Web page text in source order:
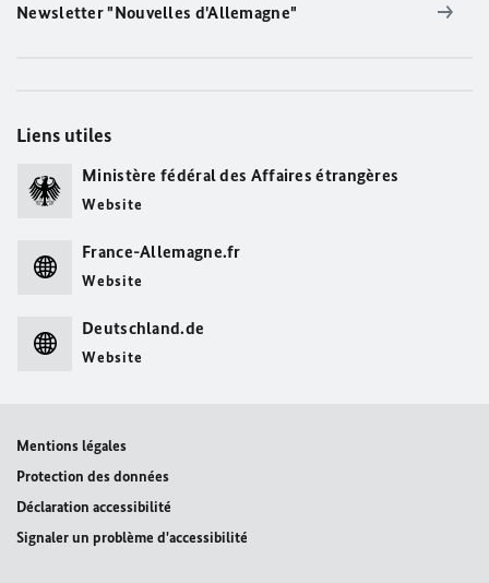
Newsletter "Nouvelles d'Allemagne"
Liens utiles
Ministère fédéral des Affaires étrangères
Website
France-Allemagne.fr
Website
Deutschland.de
Website
Mentions légales
Protection des données
Déclaration accessibilité
Signaler un problème d'accessibilité